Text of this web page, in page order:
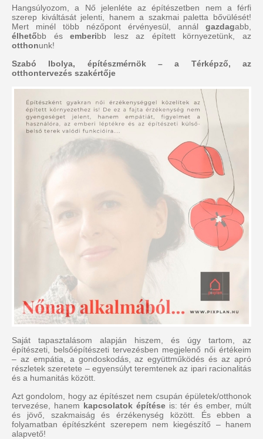
Hangsúlyozom, a Nő jelenléte az építészetben nem a férfi
szerep kiváltását jelenti, hanem a szakmai paletta bővülését!
Mert minél több nézőpont érvényesül, annál gazdagabb,
élhetőbb ésemberibb lesz az épített környezetünk, az
otthonunk!
Szabó Ibolya, építészmérnök – a Térképző, az
otthontervezés szakértője
Saját tapasztalásom alapján hiszem, és úgy tartom, az
építészeti, belsőépítészeti tervezésben megjelenő női értékeim
– az empátia, a gondoskodás, az együttműködés és az apró
részletek szeretete – egyensúlyt teremtenek az ipari racionalitás
és a humanitás között.
Azt gondolom, hogy az építészet nem csupán épületek/otthonok
tervezése, hanem kapcsolatok építéseis: tér és ember, múlt
és jövő, szakmaiság és érzékenység között. És ebben a
folyamatban építészként szerepem nem kiegészítő – hanem
alapvető!